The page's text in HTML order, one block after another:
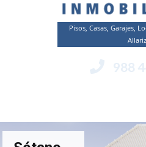
Pisos, Casas, Garajes,
Allariz
988